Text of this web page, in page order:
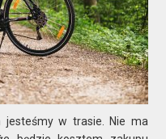
w trasie. Nie ma